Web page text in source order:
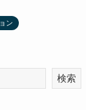
ン
検索